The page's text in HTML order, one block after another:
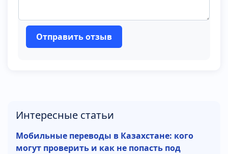
Отправить отзыв
Интересные статьи
Мобильные переводы в Казахстане: кого
могут проверить и как не попасть под